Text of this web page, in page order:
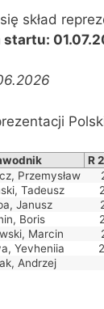
skład
startu:
R
Przemysław
Tadeusz
Janusz
Boris
Marcin
Yevheniia
Andrzej